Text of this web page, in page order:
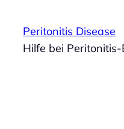
Inhalt
springen
Peritonitis Disease
Hilfe bei